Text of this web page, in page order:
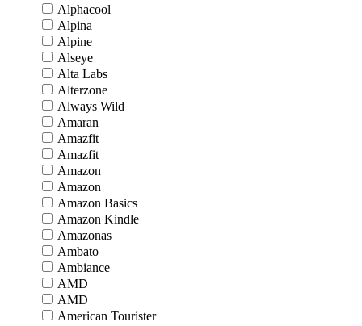
Alphacool
Alpina
Alpine
Alseye
Alta Labs
Alterzone
Always Wild
Amaran
Amazfit
Amazfit
Amazon
Amazon
Amazon Basics
Amazon Kindle
Amazonas
Ambato
Ambiance
AMD
AMD
American Tourister